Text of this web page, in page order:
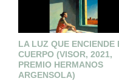
LA LUZ QUE ENCIENDE
CUERPO (VISOR, 2021,
PREMIO HERMANOS
ARGENSOLA)